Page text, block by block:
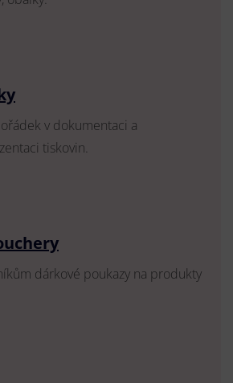
v dokumentaci a
tiskovin.
dárkové poukazy na produkty